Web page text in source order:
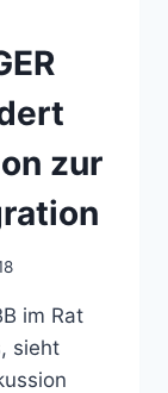
zur
im Rat
sieht